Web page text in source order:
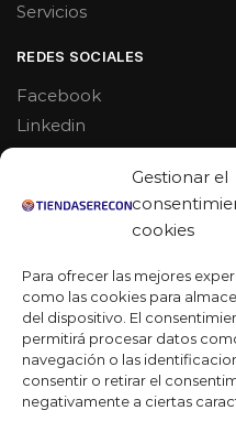
Gestionar el
cookies
Para ofrecer las mejores
como las cookies para
del dispositivo. El
permitirá procesar datos
navegación o las
consentir o retirar el
negativamente a ciertas
Servicios
REDES SOCIALES
Facebook
Linkedin
MAS DE 50 RESEÑAS
★★★★★
La verdad es que fue una
calidad mucho mejor de lo
día. ¡Estoy muy satisfecha
servicio!